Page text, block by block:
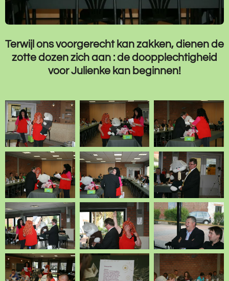
Terwijl ons voorgerecht kan zakken, dienen de
zotte dozen zich aan : de doopplechtigheid
voor Julienke kan beginnen!